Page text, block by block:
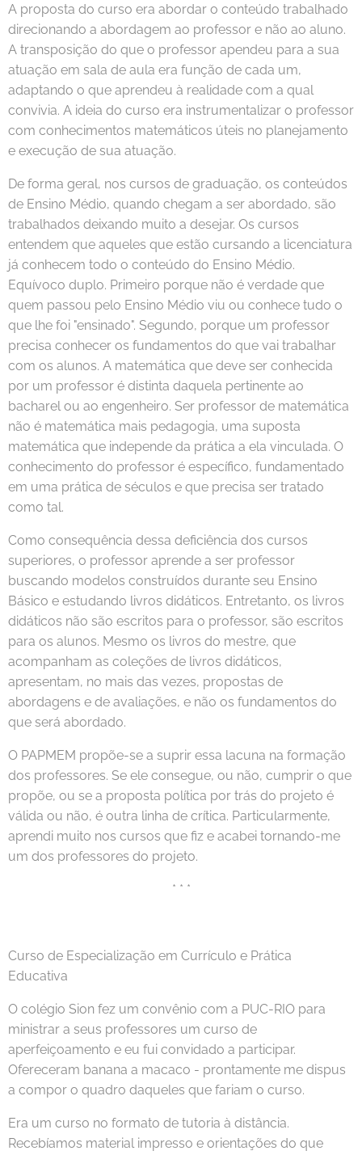
A proposta do curso era abordar o conteúdo trabalhado
direcionando a abordagem ao professor e não ao aluno.
A transposição do que o professor apendeu para a sua
atuação em sala de aula era função de cada um,
adaptando o que aprendeu à realidade com a qual
convivia. A ideia do curso era instrumentalizar o professor
com conhecimentos matemáticos úteis no planejamento
e execução de sua atuação.
De forma geral, nos cursos de graduação, os conteúdos
de Ensino Médio, quando chegam a ser abordado, são
trabalhados deixando muito a desejar. Os cursos
entendem que aqueles que estão cursando a licenciatura
já conhecem todo o conteúdo do Ensino Médio.
Equívoco duplo. Primeiro porque não é verdade que
quem passou pelo Ensino Médio viu ou conhece tudo o
que lhe foi "ensinado". Segundo, porque um professor
precisa conhecer os fundamentos do que vai trabalhar
com os alunos. A matemática que deve ser conhecida
por um professor é distinta daquela pertinente ao
bacharel ou ao engenheiro. Ser professor de matemática
não é matemática mais pedagogia, uma suposta
matemática que independe da prática a ela vinculada. O
conhecimento do professor é específico, fundamentado
em uma prática de séculos e que precisa ser tratado
como tal.
Como consequência dessa deficiência dos cursos
superiores, o professor aprende a ser professor
buscando modelos construídos durante seu Ensino
Básico e estudando livros didáticos. Entretanto, os livros
didáticos não são escritos para o professor, são escritos
para os alunos. Mesmo os livros do mestre, que
acompanham as coleções de livros didáticos,
apresentam, no mais das vezes, propostas de
abordagens e de avaliações, e não os fundamentos do
que será abordado.
O PAPMEM propõe-se a suprir essa lacuna na formação
dos professores. Se ele consegue, ou não, cumprir o que
propõe, ou se a proposta política por trás do projeto é
válida ou não, é outra linha de crítica. Particularmente,
aprendi muito nos cursos que fiz e acabei tornando-me
um dos professores do projeto.
* * *
Curso de Especialização em Currículo e Prática
Educativa
O colégio Sion fez um convênio com a PUC-RIO para
ministrar a seus professores um curso de
aperfeiçoamento e eu fui convidado a participar.
Ofereceram banana a macaco - prontamente me dispus
a compor o quadro daqueles que fariam o curso.
Era um curso no formato de tutoria à distância.
Recebíamos material impresso e orientações do que